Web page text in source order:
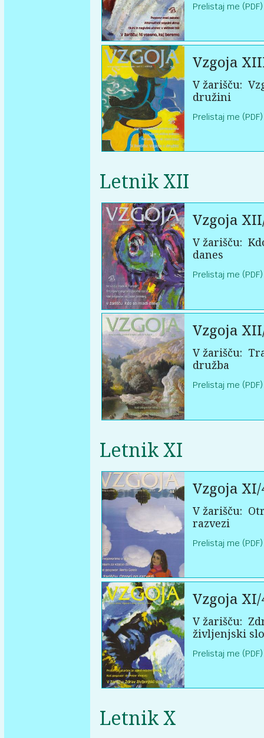
Prelistaj me (PDF)
Vzgoja
V žarišču:
družini
Prelistaj me (PDF)
Letnik XII
Vzgoja
V žarišču:
danes
Prelistaj me (PDF)
Vzgoja
V žarišču:
družba
Prelistaj me (PDF)
Letnik XI
Vzgoja XI/
V žarišču:
razvezi
Prelistaj me (PDF)
Vzgoja XI/
V žarišču:
življenjski
Prelistaj me (PDF)
Letnik X